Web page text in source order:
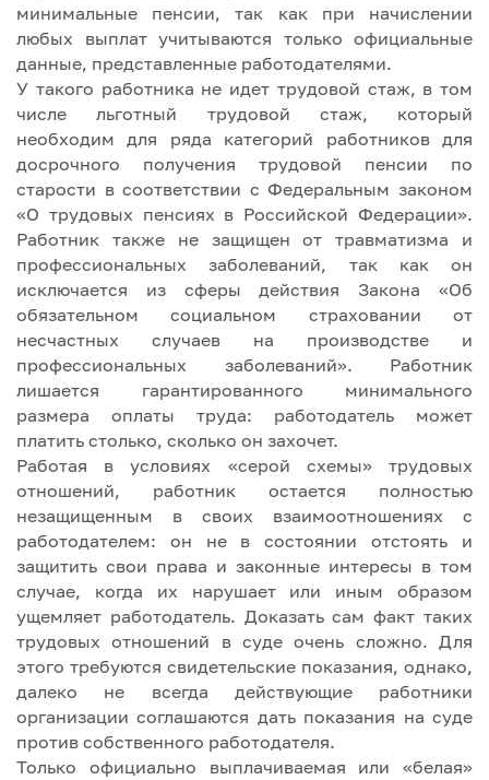
минимальные пенсии, так как при начислении
любых выплат учитываются только официальные
данные, представленные работодателями.
У такого работника не идет трудовой стаж, в том
числе льготный трудовой стаж, который
необходим для ряда категорий работников для
досрочного получения трудовой пенсии по
старости в соответствии с Федеральным законом
«О трудовых пенсиях в Российской Федерации».
Работник также не защищен от травматизма и
профессиональных заболеваний, так как он
исключается из сферы действия Закона «Об
обязательном социальном страховании от
несчастных случаев на производстве и
профессиональных заболеваний». Работник
лишается гарантированного минимального
размера оплаты труда: работодатель может
платить столько, сколько он захочет.
Работая в условиях «серой схемы» трудовых
отношений, работник остается полностью
незащищенным в своих взаимоотношениях с
работодателем: он не в состоянии отстоять и
защитить свои права и законные интересы в том
случае, когда их нарушает или иным образом
ущемляет работодатель. Доказать сам факт таких
трудовых отношений в суде очень сложно. Для
этого требуются свидетельские показания, однако,
далеко не всегда действующие работники
организации соглашаются дать показания на суде
против собственного работодателя.
Только официально выплачиваемая или «белая»